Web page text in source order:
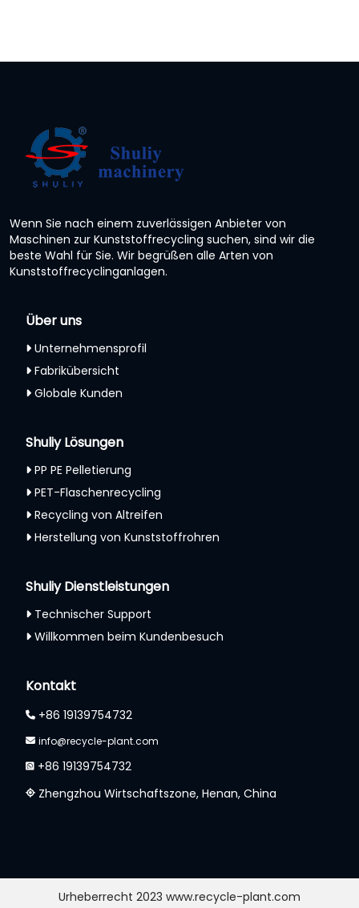
Wenn Sie nach einem zuverlässigen Anbieter von
Maschinen zur Kunststoffrecycling suchen, sind wir die
beste Wahl für Sie. Wir begrüßen alle Arten von
Kunststoffrecyclinganlagen.
Über uns
Unternehmensprofil
Fabrikübersicht
Globale Kunden
Shuliy Lösungen
PP PE Pelletierung
PET-Flaschenrecycling
Recycling von Altreifen
Herstellung von Kunststoffrohren
Shuliy Dienstleistungen
Technischer Support
Willkommen beim Kundenbesuch
Kontakt
+86 19139754732
info@recycle-plant.com
+86 19139754732
Zhengzhou Wirtschaftszone, Henan, China
Urheberrecht 2023 www.recycle-plant.com